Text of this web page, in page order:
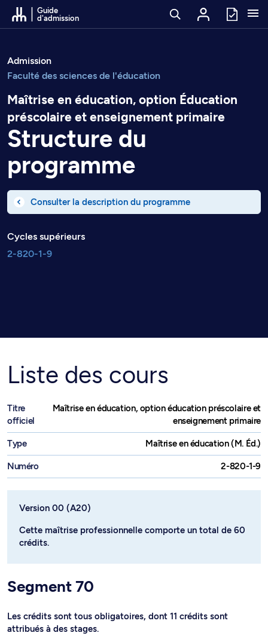
Passer au contenu
Guide
d'admission
Admission
Faculté des sciences de l'éducation
Maîtrise en éducation, option Éducation
préscolaire et enseignement primaire
Structure du
programme
Consulter la description du programme
Cycles supérieurs
2-820-1-9
Liste des cours
Titre
officiel
Maîtrise en éducation, option éducation préscolaire et
enseignement primaire
Type Maîtrise en éducation (M. Éd.)
Numéro 2-820-1-9
Version 00 (A20)
Cette maîtrise professionnelle comporte un total de 60
crédits.
Segment 70
Les crédits sont tous obligatoires, dont 11 crédits sont
attribués à des stages.